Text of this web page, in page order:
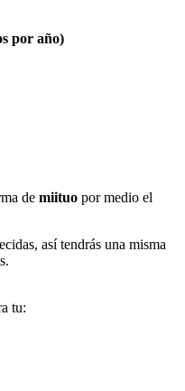
por año)
de miituo por medio el
así tendrás una misma
tu: